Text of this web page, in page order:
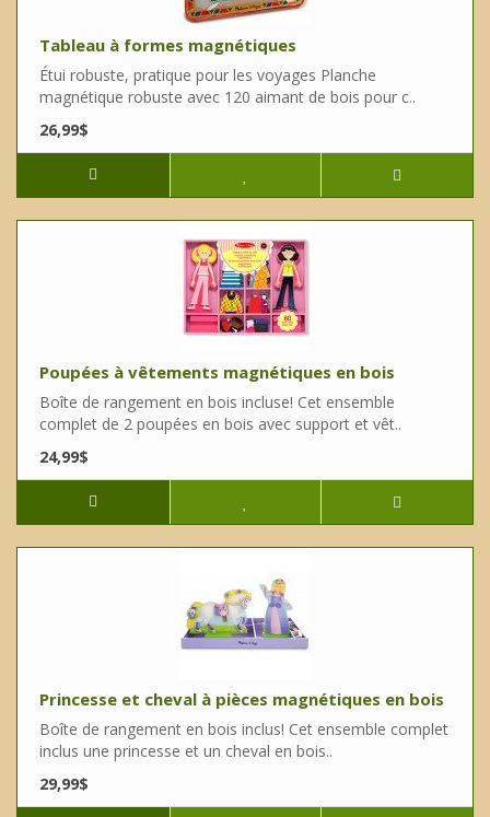
Tableau à formes magnétiques
Étui robuste, pratique pour les voyages Planche
magnétique robuste avec 120 aimant de bois pour c..
26,99$
Poupées à vêtements magnétiques en bois
Boîte de rangement en bois incluse! Cet ensemble
complet de 2 poupées en bois avec support et vêt..
24,99$
Princesse et cheval à pièces magnétiques en bois
Boîte de rangement en bois inclus! Cet ensemble complet
inclus une princesse et un cheval en bois..
29,99$